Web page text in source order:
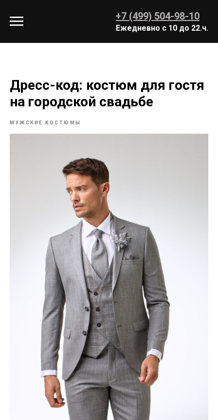
+7 (499) 504-98-10
Ежедн евно с 10 до 22.ч.
Дресс-код: костюм для гостя
на городской свадьбе
МУЖСКИЕ КОСТЮМЫ